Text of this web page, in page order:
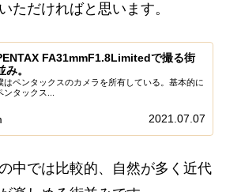
ただければと思います。
FA31mmF1.8Limitedで撮る街
み。
はペンタックスのカメラを所有している。基本的に
ンタックス...
2021.07.07
中では比較的、自然が多く近代